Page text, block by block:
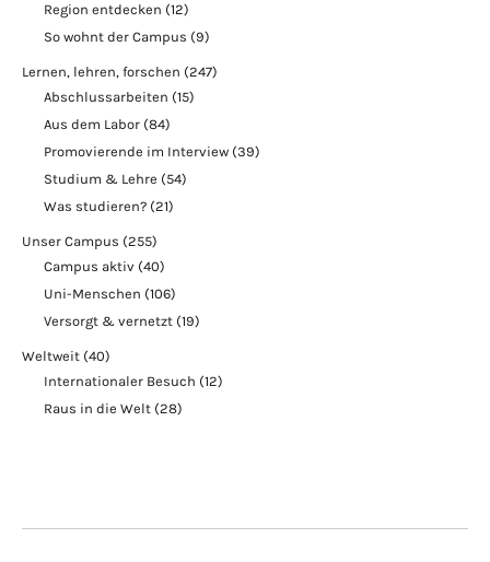
Region entdecken (12)
So wohnt der Campus (9)
Lernen, lehren, forschen (247)
Abschlussarbeiten (15)
Aus dem Labor (84)
Promovierende im Interview (39)
Studium & Lehre (54)
Was studieren? (21)
Unser Campus (255)
Campus aktiv (40)
Uni-Menschen (106)
Versorgt & vernetzt (19)
Weltweit (40)
Internationaler Besuch (12)
Raus in die Welt (28)